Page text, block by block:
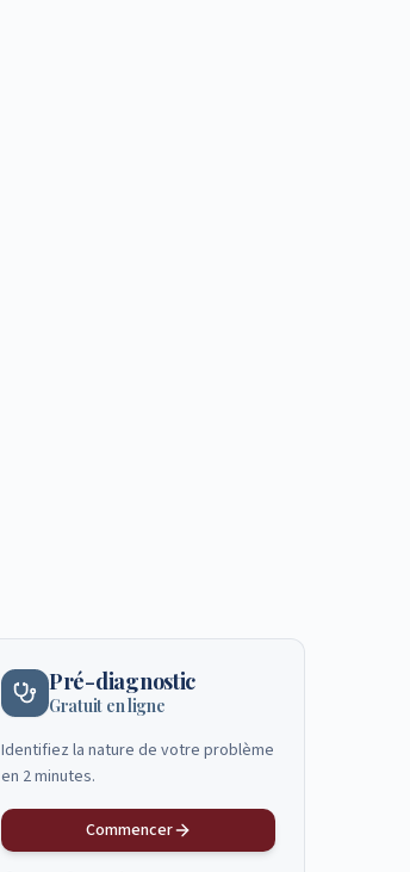
Pré-diagnostic
Gratuit en ligne
Identifiez la nature de votre problème
en 2 minutes.
Commencer